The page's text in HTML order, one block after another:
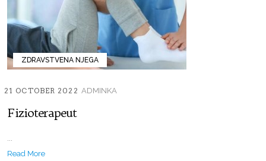
Fizioterapeut
21 OCTOBER 2022
ZDRAVSTVENA NJEGA
ADMINKA
Read More